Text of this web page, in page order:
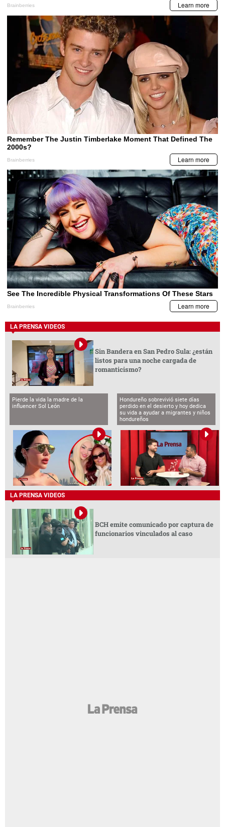
LA PRENSA VIDEOS
Sin Bandera en San Pedro Sula: ¿están
listos para una noche cargada de
romanticismo?
Pierde la vida la madre de la
influencer Sol León
Hondureño sobrevivió siete días
perdido en el desierto y hoy dedica
su vida a ayudar a migrantes y niños
hondureños
LA PRENSA VIDEOS
BCH emite comunicado por captura de
funcionarios vinculados al caso